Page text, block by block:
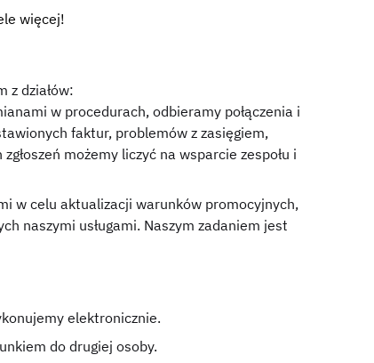
więcej!
z działów:
w procedurach, odbieramy połączenia i
faktur, problemów z zasięgiem,
możemy liczyć na wsparcie zespołu i
w celu aktualizacji warunków promocyjnych,
naszymi usługami. Naszym zadaniem jest
elektronicznie.
do drugiej osoby.